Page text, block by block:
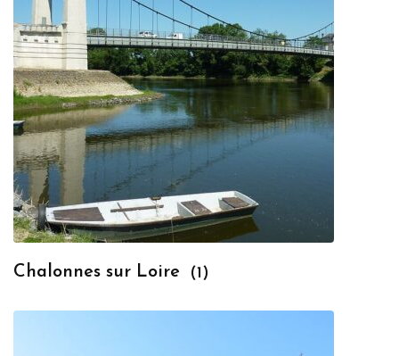
Chalonnes sur Loire (1)